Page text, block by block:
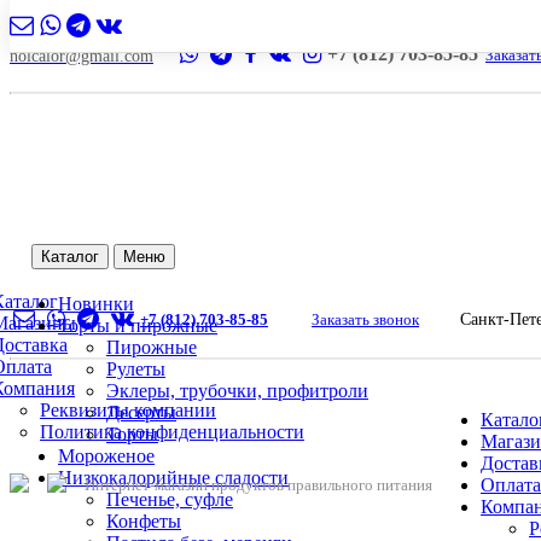
nolcalor@gmail.com +7 (812) 703-85-85
Каталог Меню
Реквизиты компании
Политика конфиденциальности
Новинки
Торты и пирожные
Пирожные
Рулеты
Эклеры, трубочки, профитроли
Десерты
Торты
Мороженое
Низкокалорийные сладости
Печенье, суфле
Конфеты
+7 (812) 703-85-85 Заказать звонок Санкт-
Интернет-магазин продуктов правильного питания
Оплата